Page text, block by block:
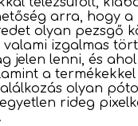
arra, hogy
olyan pezsgő
izgalmas
jelen lenni, és
a
olyan
rideg